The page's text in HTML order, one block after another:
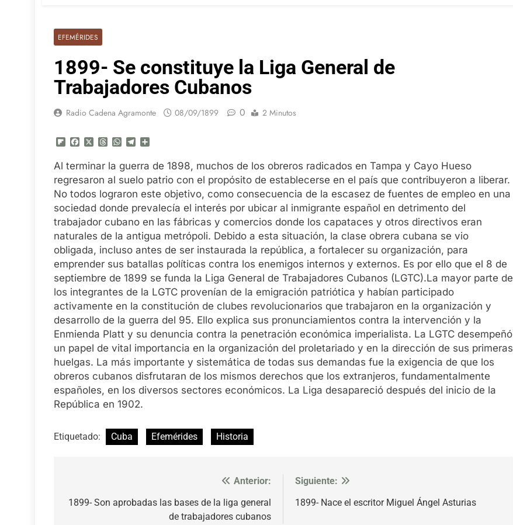
EFEMÉRIDES
1899- Se constituye la Liga General de
Trabajadores Cubanos
Radio Cadena Agramonte 08/09/1899 0 2 Minutos
Flipboard
FacebookThreadsWhatsApp
Telegram
Al terminar la guerra de 1898, muchos de los obreros radicados en Tampa y Cayo Hueso
regresaron al suelo patrio con el propósito de establecerse en el país que contribuyeron a liberar.
No todos lograron este objetivo, como consecuencia de la escasez de fuentes de empleo en una
sociedad donde prevalecía el interés por ubicar al inmigrante español en detrimento del
trabajador cubano en las fábricas y comercios donde los capataces y otros directivos eran
naturales de la antigua metrópoli. Debido a esta situación, la clase obrera cubana se vio
obligada, incluso antes de ser instaurada la república, a fortalecer su organización, para
emprender sus batallas políticas contra los enemigos internos y externos. Es por ello que el 8 de
septiembre de 1899 se funda la Liga General de Trabajadores Cubanos (LGTC).La mayor parte de
los integrantes de la LGTC provenían de la emigración patriótica y habían participado
activamente en la constitución de clubes revolucionarios que trabajaron en la organización y
desarrollo de la guerra del 95. Ello explica sus pronunciamientos contra la intervención y la
Enmienda Platt y su denuncia contra la penetración económica imperialista. La LGTC desempeñó
un papel de vital importancia en la organización del proletariado y en la dirección de sus primeras
huelgas. La más importante y sistemática de todas sus demandas fue la exigencia de que los
obreros cubanos disfrutaran de los mismos derechos que los extranjeros, fundamentalmente
españoles, en los diversos sectores económicos. La Liga desapareció después del inicio de la
República en 1902.
Etiquetado: Cuba Efemérides Historia
de
Anterior:
1899- Son aprobadas las bases de la liga general
de trabajadores cubanos
Siguiente:
1899- Nace el escritor Miguel Ángel Asturias